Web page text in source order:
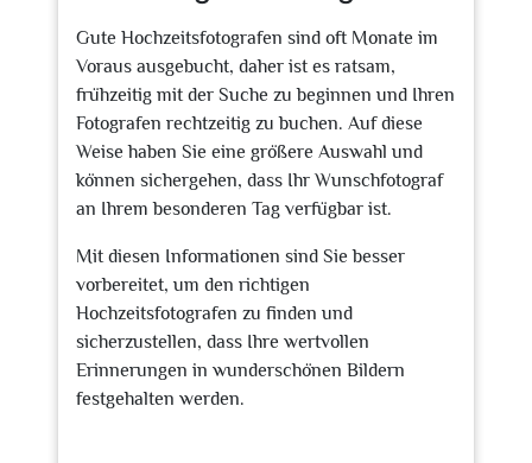
Gute Hochzeitsfotografen sind oft Monate im
Voraus ausgebucht, daher ist es ratsam,
frühzeitig mit der Suche zu beginnen und Ihren
Fotografen rechtzeitig zu buchen. Auf diese
Weise haben Sie eine größere Auswahl und
können sichergehen, dass Ihr Wunschfotograf
an Ihrem besonderen Tag verfügbar ist.
Mit diesen Informationen sind Sie besser
vorbereitet, um den richtigen
Hochzeitsfotografen zu finden und
sicherzustellen, dass Ihre wertvollen
Erinnerungen in wunderschönen Bildern
festgehalten werden.